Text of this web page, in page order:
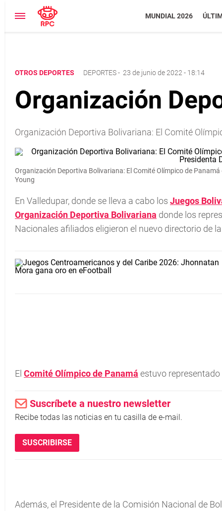
MUNDIAL 2026
OTROS DEPORTES DEPORTES- 23 de junio de 2022 - 18:14
Organización
Organización Deportiva Bolivariana: El Comité
Organización Deportiva Bolivariana: El Comité Olímpico de
Young
En Valledupar, donde se lleva a cabo los Juegos
Organización Deportiva Bolivariana donde los
Nacionales afiliados eligieron el nuevo directorio de
El Comité Olímpico de Panamá estuvo
Suscríbete a nuestro newsletter
Recibe todas las noticias en tu casilla de e-mail.
SUSCRIBIRSE
Además, el Presidente de la Comisión Nacional de